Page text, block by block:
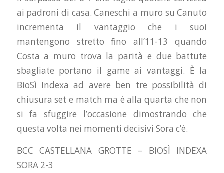
ai padroni di casa. Caneschi a muro su Canuto
incrementa il vantaggio che i suoi
mantengono stretto fino all’11-13 quando
Costa a muro trova la parità e due battute
sbagliate portano il game ai vantaggi. È la
BioSì Indexa ad avere ben tre possibilità di
chiusura set e match ma è alla quarta che non
si fa sfuggire l’occasione dimostrando che
questa volta nei momenti decisivi Sora c’è.
BCC CASTELLANA GROTTE – BIOSÌ INDEXA
SORA 2-3